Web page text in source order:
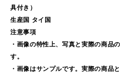
具付き）
生産国 タイ国
注意事項
・画像の特性上、写真と実際の商品
す。
・画像はサンプルです。実際の商品